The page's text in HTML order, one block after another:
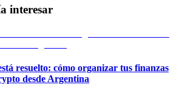
interesar
resuelto: cómo organizar tus finanzas
desde Argentina